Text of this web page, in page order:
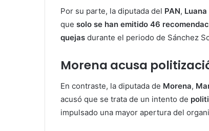
Por su parte, la diputada del PAN,
que solo se han emitido 46
quejas durante el periodo de Sánchez
Morena acusa
En contraste, la diputada de Morena,
acusó que se trata de un intento de
impulsado una mayor apertura del